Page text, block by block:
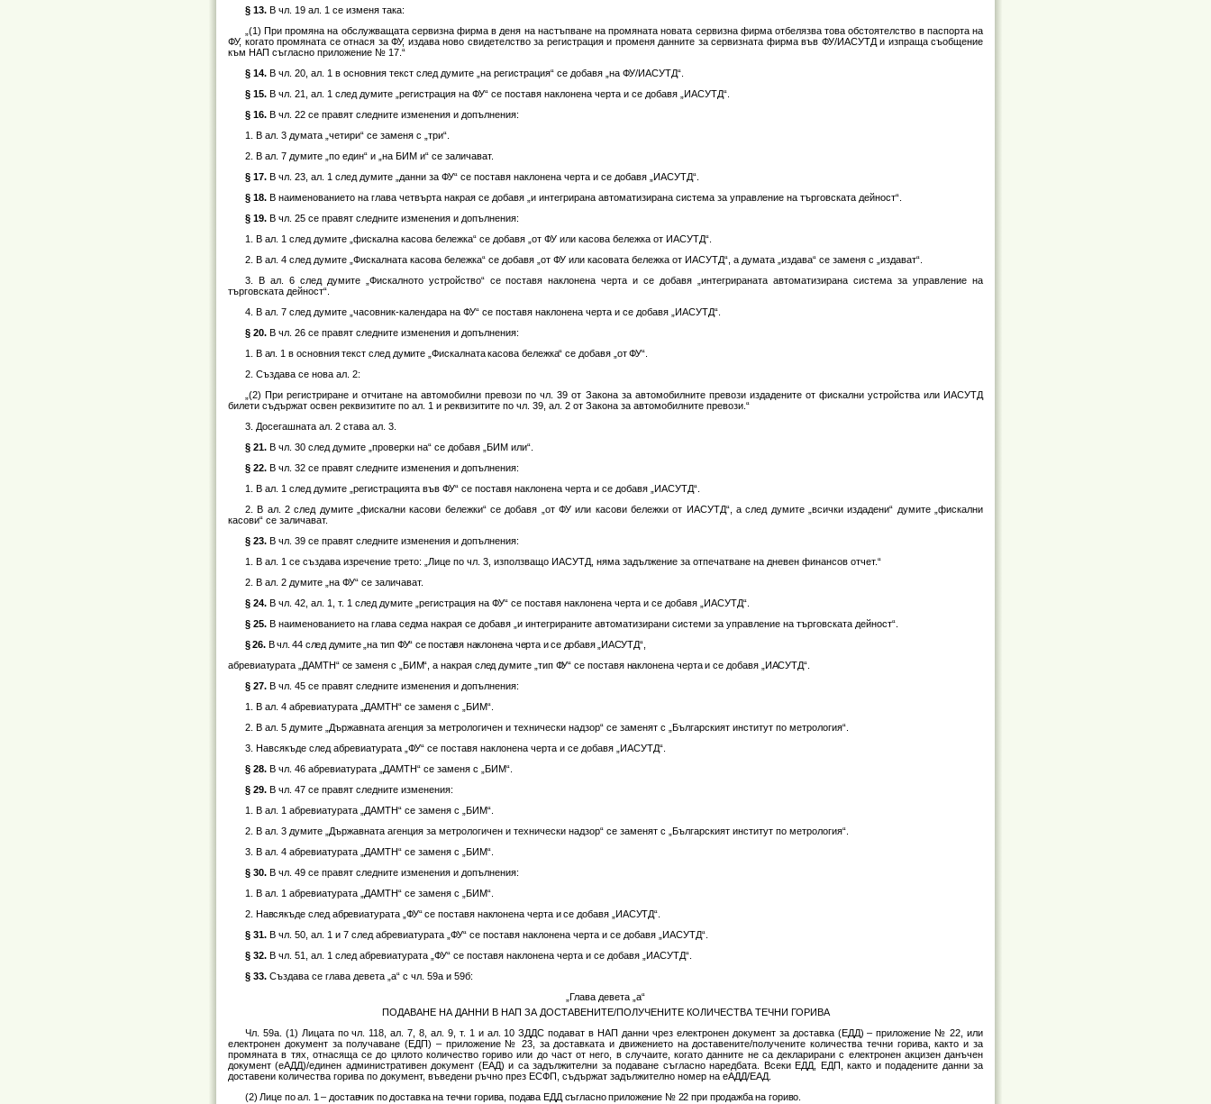
§ 13. В чл. 19 ал. 1 се изменя така:
„(1) При промяна на обслужващата сервизна фирма в деня на настъпване на промяната новата сервизна фирма отбелязва това обстоятелство в паспорта на
ФУ, когато промяната се отнася за ФУ, издава ново свидетелство за регистрация и променя данните за сервизната фирма във ФУ/ИАСУТД и изпраща съобщение
към НАП съгласно приложение № 17.“
§ 14. В чл. 20, ал. 1 в основния текст след думите „на регистрация“ се добавя „на ФУ/ИАСУТД“.
§ 15. В чл. 21, ал. 1 след думите „регистрация на ФУ“ се поставя наклонена черта и се добавя „ИАСУТД“.
§ 16. В чл. 22 се правят следните изменения и допълнения:
1. В ал. 3 думата „четири“ се заменя с „три“.
2. В ал. 7 думите „по един“ и „на БИМ и“ се заличават.
§ 17.В чл. 23, ал. 1 след думите „данни за ФУ“ се поставя наклонена черта и се добавя „ИАСУТД“.
§ 18. В наименованието на глава четвърта накрая се добавя „и интегрирана автоматизирана система за управление на търговската дейност“.
§ 19. В чл. 25 се правят следните изменения и допълнения:
1. В ал. 1 след думите „фискална касова бележка“ се добавя „от ФУ или касова бележка от ИАСУТД“.
2. В ал. 4 след думите „Фискалната касова бележка“ се добавя „от ФУ или касовата бележка от ИАСУТД“, а думата „издава“ се заменя с „издават“.
3. В ал. 6 след думите „Фискалното устройство“ се поставя наклонена черта и се добавя „интегрираната автоматизирана система за управление на
търговската дейност“.
4. В ал. 7 след думите „часовник-календара на ФУ“ се поставя наклонена черта и се добавя „ИАСУТД“.
§ 20.В чл. 26 се правят следните изменения и допълнения:
1. В ал. 1 в основния текст след думите „Фискалната касова бележка“ се добавя „от ФУ“.
2. Създава се нова ал. 2:
„(2) При регистриране и отчитане на автомобилни превози по чл. 39 от Закона за автомобилните превози издадените от фискални устройства или ИАСУТД
билети съдържат освен реквизитите по ал. 1 и реквизитите по чл. 39, ал. 2 от Закона за автомобилните превози.“
3. Досегашната ал. 2 става ал. 3.
§ 21.В чл. 30 след думите „проверки на“ се добавя „БИМ или“.
§ 22.В чл. 32 се правят следните изменения и допълнения:
1. В ал. 1 след думите „регистрацията във ФУ“ се поставя наклонена черта и се добавя „ИАСУТД“.
2. В ал. 2 след думите „фискални касови бележки“ се добавя „от ФУ или касови бележки от ИАСУТД“, а след думите „всички издадени“ думите „фискални
касови“ се заличават.
§ 23. В чл. 39 се правят следните изменения и допълнения:
1. В ал. 1 се създава изречение трето: „Лице по чл. 3, използващо ИАСУТД, няма задължение за отпечатване на дневен финансов отчет.“
2. В ал. 2 думите „на ФУ“ се заличават.
§ 24. В чл. 42, ал. 1, т. 1 след думите „регистрация на ФУ“ се поставя наклонена черта и се добавя „ИАСУТД“.
§ 25. В наименованието на глава седма накрая се добавя „и интегрираните автоматизирани системи за управление на търговската дейност“.
§ 26. В чл. 44 след думите „на тип ФУ“ се поставя наклонена черта и се добавя „ИАСУТД“,
абревиатурата „ДАМТН“ се заменя с „БИМ“, а накрая след думите „тип ФУ“ се поставя наклонена черта и се добавя „ИАСУТД“.
§ 27. В чл. 45 се правят следните изменения и допълнения:
1. В ал. 4 абревиатурата „ДАМТН“ се заменя с „БИМ“.
2. В ал. 5 думите „Държавната агенция за метрологичен и технически надзор“ се заменят с „Българският институт по метрология“.
3. Навсякъде след абревиатурата „ФУ“ се поставя наклонена черта и се добавя „ИАСУТД“.
§ 28. В чл. 46 абревиатурата „ДАМТН“ се заменя с „БИМ“.
§ 29. В чл. 47 се правят следните изменения:
1. В ал. 1 абревиатурата „ДАМТН“ се заменя с „БИМ“.
2. В ал. 3 думите „Държавната агенция за метрологичен и технически надзор“ се заменят с „Българският институт по метрология“.
3. В ал. 4 абревиатурата „ДАМТН“ се заменя с „БИМ“.
§ 30. В чл. 49 се правят следните изменения и допълнения:
1. В ал. 1 абревиатурата „ДАМТН“ се заменя с „БИМ“.
2. Навсякъде след абревиатурата „ФУ“ се поставя наклонена черта и се добавя „ИАСУТД“.
§ 31. В чл. 50, ал. 1 и 7 след абревиатурата „ФУ“ се поставя наклонена черта и се добавя „ИАСУТД“.
§ 32.В чл. 51, ал. 1 след абревиатурата „ФУ“ се поставя наклонена черта и се добавя „ИАСУТД“.
§ 33. Създава се глава девета „а“ с чл. 59а и 59б:
„Глава девета „а“
ПОДАВАНЕ НА ДАННИ В НАП ЗА ДОСТАВЕНИТЕ/ПОЛУЧЕНИТЕ КОЛИЧЕСТВА ТЕЧНИ ГОРИВА
Чл. 59а. (1) Лицата по чл. 118, ал. 7, 8, ал. 9, т. 1 и ал. 10 ЗДДС подават в НАП данни чрез електронен документ за доставка (ЕДД) – приложение № 22, или
електронен документ за получаване (ЕДП) – приложение № 23, за доставката и движението на доставените/получените количества течни горива, както и за
промяната в тях, отнасяща се до цялото количество гориво или до част от него, в случаите, когато данните не са декларирани с електронен акцизен данъчен
документ (еАДД)/единен административен документ (ЕАД) и са задължителни за подаване съгласно наредбата. Всеки ЕДД, ЕДП, както и подадените данни за
доставени количества горива по документ, въведени ръчно през ЕСФП, съдържат задължително номер на еАДД/ЕАД.
(2) Лице по ал. 1 – доставчик по доставка на течни горива, подава ЕДД съгласно приложение № 22 при продажба на гориво.